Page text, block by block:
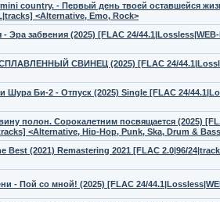
country. - Первый день твоей оставшейся
<Alternative, Emo, Rock>
- Эра забвения (2025) [FLAC 24/
СВИНЕЦ (2025) [FLAC 24/
Шура Би-2 - Отпуск (2025) Single [FLAC 24/
полон. Сорокалетним посвящается (2025)
<Alternative, Hip-Hop, Punk, Ska, Drum &
Best (2021) Remastering 2021 [FLAC 2.0|96/
- Пой со мной! (2025) [FLAC 24/